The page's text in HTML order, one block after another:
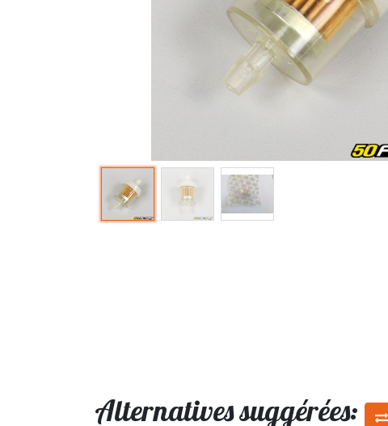
Alternatives suggérées: